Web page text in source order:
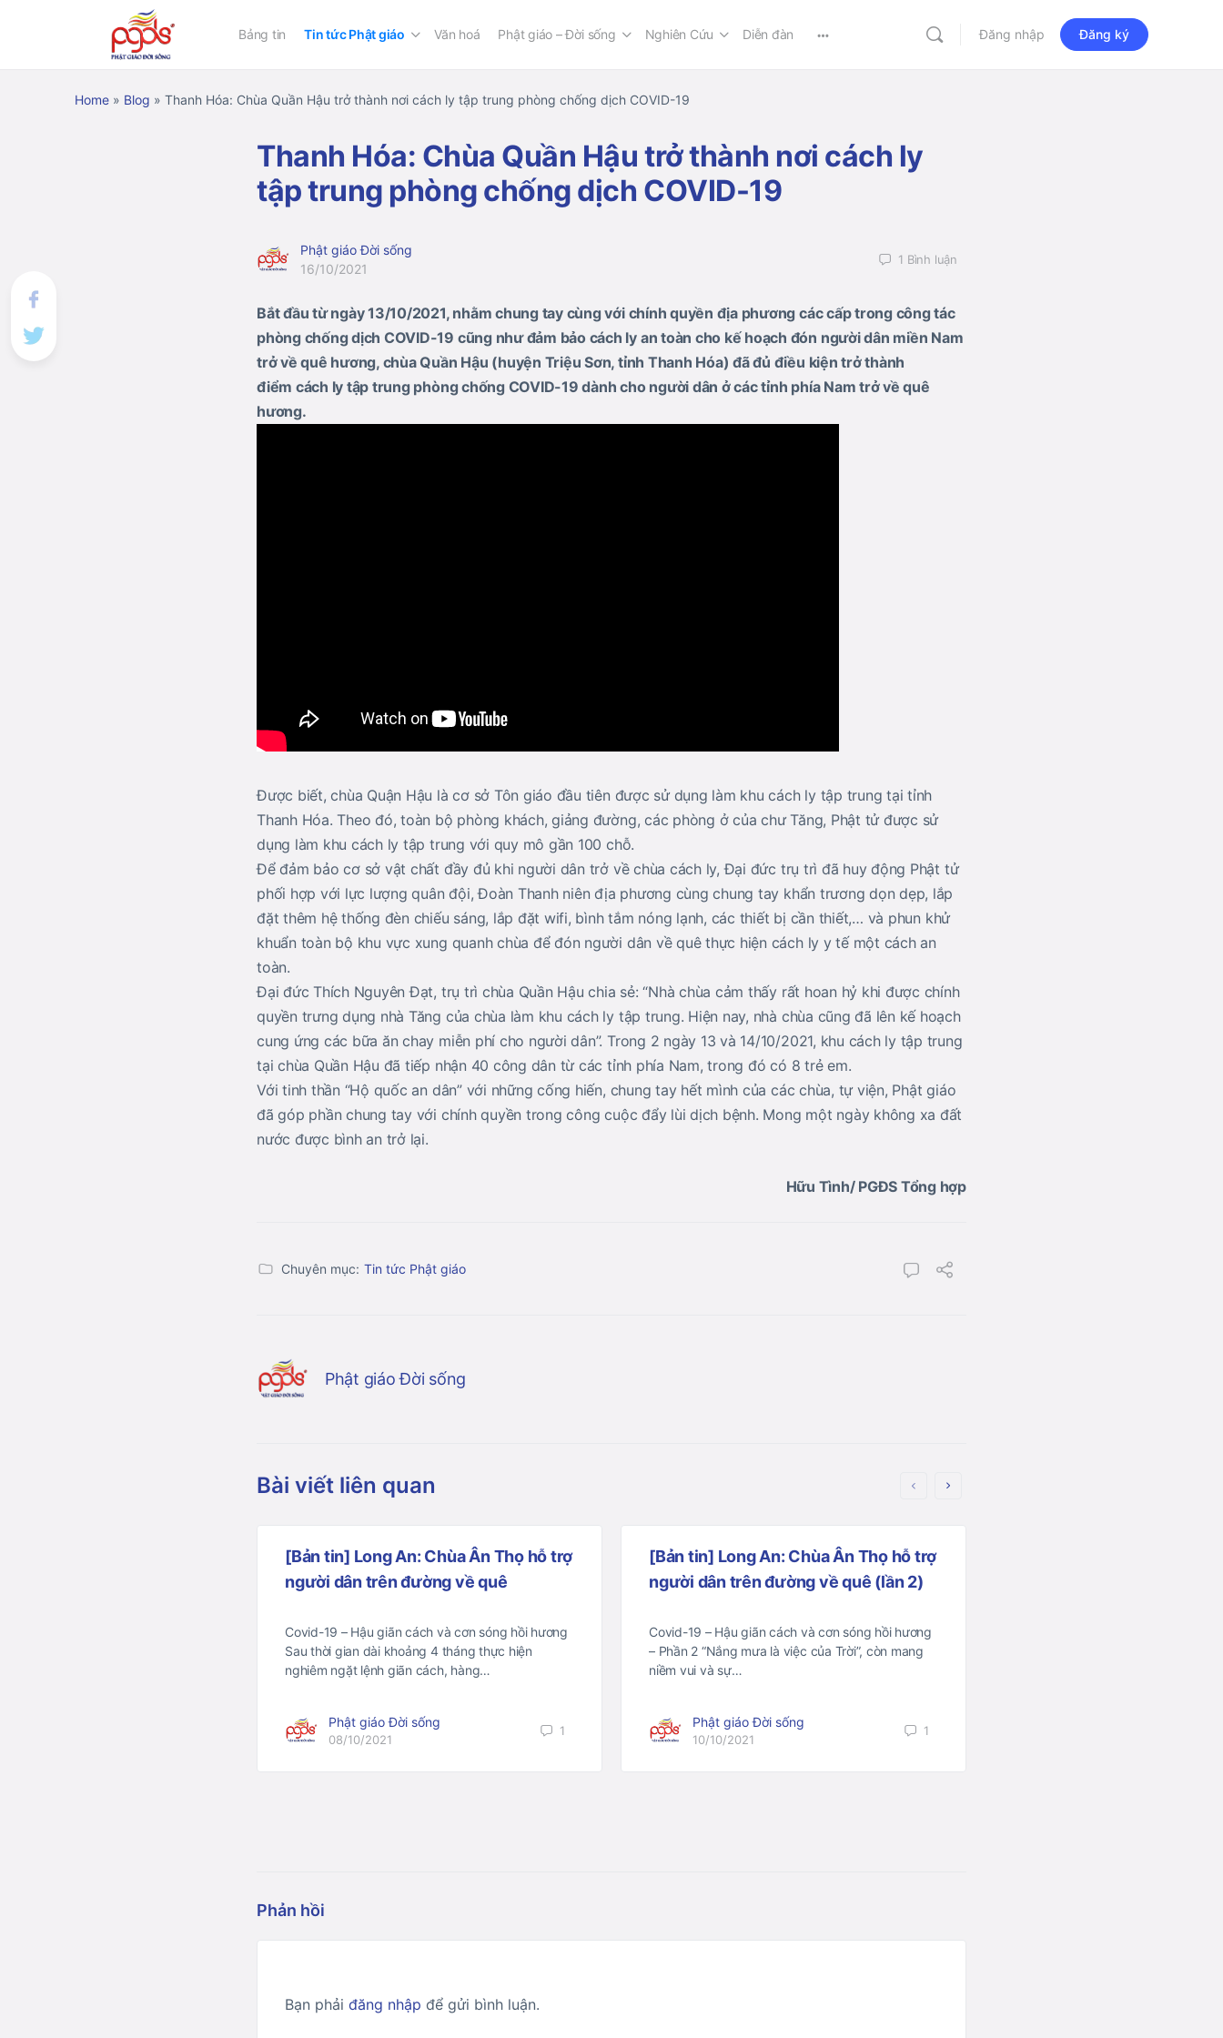
Bảng tin Tin tức Phật giáo Văn hoá Phật giáo – Đời sống Nghiên Cứu Diễn đàn Đăng nhập Đăng ký
Home » Blog » Thanh Hóa: Chùa Quần Hậu trở thành nơi cách ly tập trung phòng chống dịch COVID-19
Thanh Hóa: Chùa Quần Hậu trở thành nơi cách ly
tập trung phòng chống dịch COVID-19
Phật giáo Đời sống
16/10/2021
1 Bình luận
Bắt đầu từ ngày 13/10/2021, nhằm chung tay cùng với chính quyền địa phương các cấp trong công tác
phòng chống dịch COVID-19 cũng như đảm bảo cách ly an toàn cho kế hoạch đón người dân miền Nam
trở về quê hương, chùa Quần Hậu (huyện Triệu Sơn, tỉnh Thanh Hóa) đã đủ điều kiện trở thành
điểm cách ly tập trung phòng chống COVID-19 dành cho người dân ở các tỉnh phía Nam trở về quê
hương.
Được biết, chùa Quận Hậu là cơ sở Tôn giáo đầu tiên được sử dụng làm khu cách ly tập trung tại tỉnh
Thanh Hóa. Theo đó, toàn bộ phòng khách, giảng đường, các phòng ở của chư Tăng, Phật tử được sử
dụng làm khu cách ly tập trung với quy mô gần 100 chỗ.
Để đảm bảo cơ sở vật chất đầy đủ khi người dân trở về chùa cách ly, Đại đức trụ trì đã huy động Phật tử
phối hợp với lực lượng quân đội, Đoàn Thanh niên địa phương cùng chung tay khẩn trương dọn dẹp, lắp
đặt thêm hệ thống đèn chiếu sáng, lắp đặt wifi, bình tắm nóng lạnh, các thiết bị cần thiết,… và phun khử
khuẩn toàn bộ khu vực xung quanh chùa để đón người dân về quê thực hiện cách ly y tế một cách an
toàn.
Đại đức Thích Nguyên Đạt, trụ trì chùa Quần Hậu chia sẻ: “Nhà chùa cảm thấy rất hoan hỷ khi được chính
quyền trưng dụng nhà Tăng của chùa làm khu cách ly tập trung. Hiện nay, nhà chùa cũng đã lên kế hoạch
cung ứng các bữa ăn chay miễn phí cho người dân”. Trong 2 ngày 13 và 14/10/2021, khu cách ly tập trung
tại chùa Quần Hậu đã tiếp nhận 40 công dân từ các tỉnh phía Nam, trong đó có 8 trẻ em.
Với tinh thần “Hộ quốc an dân” với những cống hiến, chung tay hết mình của các chùa, tự viện, Phật giáo
đã góp phần chung tay với chính quyền trong công cuộc đẩy lùi dịch bệnh. Mong một ngày không xa đất
nước được bình an trở lại.
Hữu Tình/ PGĐS Tổng hợp
Chuyên mục: Tin tức Phật giáo
Phật giáo Đời sống
Bài viết liên quan
[Bản tin] Long An: Chùa Ân Thọ hỗ trợ
người dân trên đường về quê
Covid-19 – Hậu giãn cách và cơn sóng hồi hương
Sau thời gian dài khoảng 4 tháng thực hiện
nghiêm ngặt lệnh giãn cách, hàng…
Phật giáo Đời sống
08/10/2021
1
[Bản tin] Long An: Chùa Ân Thọ hỗ trợ
người dân trên đường về quê (lần 2)
Covid-19 – Hậu giãn cách và cơn sóng hồi hương
– Phần 2 “Nắng mưa là việc của Trời”, còn mang
niềm vui và sự…
Phật giáo Đời sống
10/10/2021
1
Phản hồi
Bạn phải đăng nhập để gửi bình luận.